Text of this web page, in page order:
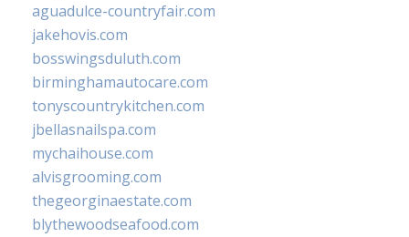
aguadulce-countryfair.com
jakehovis.com
bosswingsduluth.com
birminghamautocare.com
tonyscountrykitchen.com
jbellasnailspa.com
mychaihouse.com
alvisgrooming.com
thegeorginaestate.com
blythewoodseafood.com